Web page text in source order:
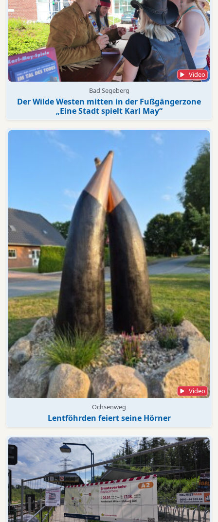
Video
Bad Segeberg
Der Wilde Westen mitten in der Fußgängerzone
„Eine Stadt spielt Karl May“
Video
Ochsenweg
Lentföhrden feiert seine Hörner